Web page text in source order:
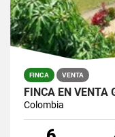
FINCA VENTA
FINCA EN VENTA
Colombia